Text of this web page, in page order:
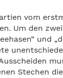
vom
Um den
und
Stechen die